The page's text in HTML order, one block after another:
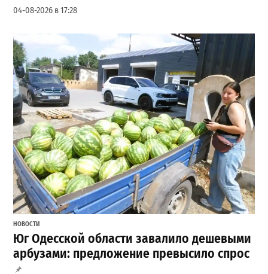
04-08-2026 в 17:28
НОВОСТИ
Юг Одесской области завалило дешевыми
арбузами: предложение превысило спрос